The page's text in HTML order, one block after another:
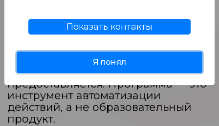
Привязки лицензии к
Обучение работе в Telegram или
консультирование по стратегиям не
предоставляется. Программа — это
инструмент автоматизации
действий, а не образовательный
продукт.
Показать контакты
Я понял